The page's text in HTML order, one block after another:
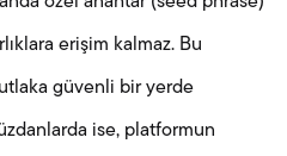
erişim kalmaz. Bu
güvenli bir yerde
ise, platformun